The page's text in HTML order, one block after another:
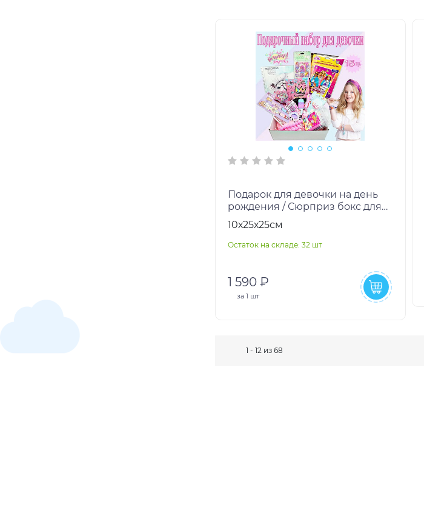
Подарок для девочки на день
рождения / Сюрприз бокс для
детей / Набор для девочки / BOX
номер 3
10х25х25см
Остаток на складе: 32 шт
1 590 ₽
за 1 шт
1 - 12 из 68